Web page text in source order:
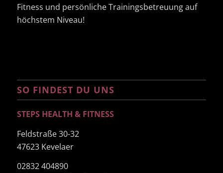
Fitness und persönliche Trainingsbetreuung auf
höchstem Niveau!
SO FINDEST DU UNS
STEPS HEALTH & FITNESS
Feldstraße 30-32
47623 Kevelaer
02832 404890